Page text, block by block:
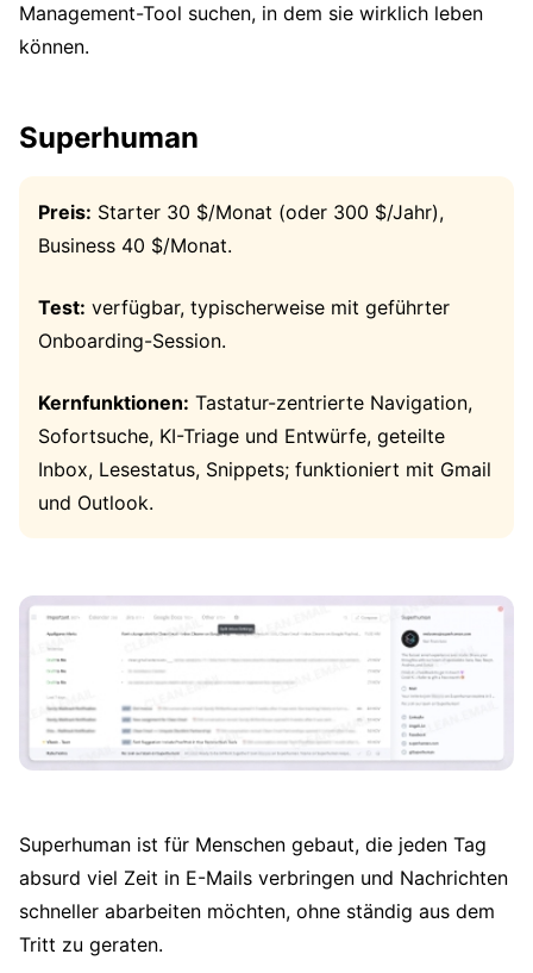
Management-Tool suchen, in dem sie wirklich leben
können.
Superhuman
Preis: Starter 30 $/Monat (oder 300 $/Jahr),
Business 40 $/Monat.
Test: verfügbar, typischerweise mit geführter
Onboarding-Session.
Kernfunktionen: Tastatur-zentrierte Navigation,
Sofortsuche, KI-Triage und Entwürfe, geteilte
Inbox, Lesestatus, Snippets; funktioniert mit Gmail
und Outlook.
Superhuman ist für Menschen gebaut, die jeden Tag
absurd viel Zeit in E-Mails verbringen und Nachrichten
schneller abarbeiten möchten, ohne ständig aus dem
Tritt zu geraten.